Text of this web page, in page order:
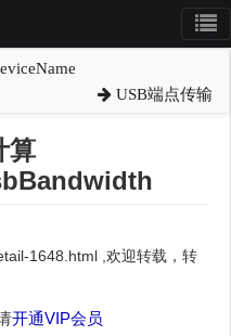
USB端点传输
算
1648.html ,欢迎转载，转
开通VIP会员